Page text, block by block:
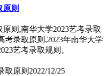
原则
则,南华大学2023艺考录取
考录取原则,2023年南华大学
艺考录取规则。
取原则 2022/12/25